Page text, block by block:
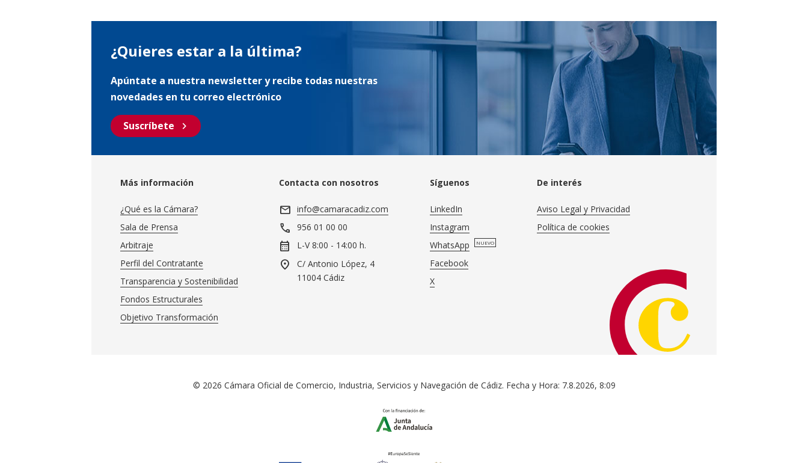
¿Quieres estar a la última?
Apúntate a nuestra newsletter y recibe todas nuestras
novedades en tu correo electrónico
Suscríbete chevron_right
Más información
¿Qué es la Cámara?
Sala de Prensa
Arbitraje
Perfil del Contratante
Transparencia y Sostenibilidad
Fondos Estructurales
Objetivo Transformación
Contacta con nosotros
mail info@camaracadiz.com
call 956 01 00 00
calendar_month L-V 8:00 - 14:00 h.
location_on
C/ Antonio López, 4
11004 Cádiz
Síguenos
LinkedIn
Instagram
WhatsApp
NUEVO
Facebook
X
De interés
Aviso Legal y Privacidad
Política de cookies
© 2026 Cámara Oficial de Comercio, Industria, Servicios y Navegación de Cádiz. Fecha y Hora: 7.8.2026, 8:09